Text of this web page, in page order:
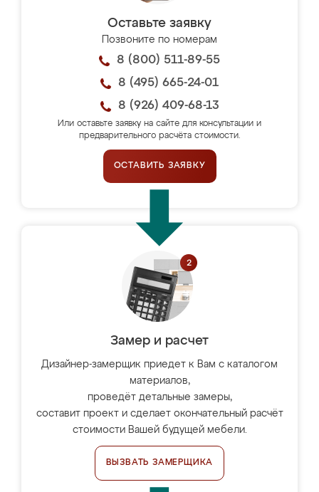
Оставьте заявку
Позвоните по номерам
8 (800) 511-89-55
8 (495) 665-24-01
8 (926) 409-68-13
Или оставьте заявку на сайте для консультации и
предварительного расчёта стоимости.
ОСТАВИТЬ ЗАЯВКУ
Замер и расчет
Дизайнер-замерщик приедет к Вам с каталогом
материалов,
проведёт детальные замеры,
составит проект и сделает окончательный расчёт
стоимости Вашей будущей мебели.
ВЫЗВАТЬ ЗАМЕРЩИКА